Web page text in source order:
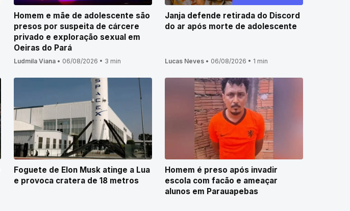
Homem e mãe de adolescente são
presos por suspeita de cárcere
privado e exploração sexual em
Oeiras do Pará
Ludmila Viana• 06/08/2026 • 3 min
Janja defende retirada do Discord
do ar após morte de adolescente
Lucas Neves• 06/08/2026 • 1 min
Foguete de Elon Musk atinge a Lua
e provoca cratera de 18 metros
Homem é preso após invadir
escola com facão e ameaçar
alunos em Parauapebas